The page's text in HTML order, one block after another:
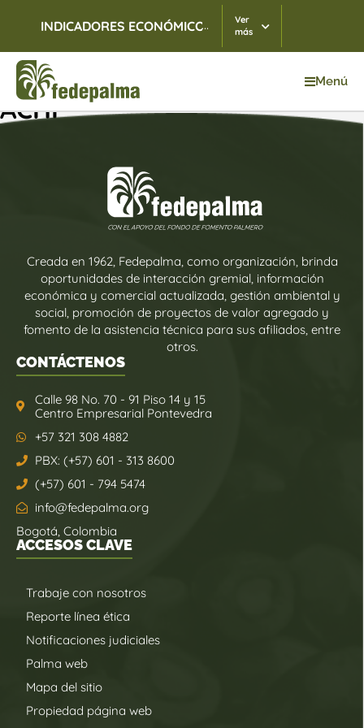
INDICADORES ECONÓMICOS TRM 06/08/2026
...
Ver
más
Menú
ACHÍ
Creada en 1962, Fedepalma, como organización, brinda
oportunidades de interacción gremial, información
económica y comercial actualizada, gestión ambiental y
social, promoción de proyectos de valor agregado y
fomento de la asistencia técnica para sus afiliados, entre
otros.
CONTÁCTENOS
Calle 98 No. 70 - 91 Piso 14 y 15
Centro Empresarial Pontevedra
+57 321 308 4882
PBX: (+57) 601 - 313 8600
(+57) 601 - 794 5474
info@fedepalma.org
Bogotá, Colombia
ACCESOS CLAVE
Trabaje con nosotros
Reporte línea ética
Notificaciones judiciales
Palma web
Mapa del sitio
Propiedad página web